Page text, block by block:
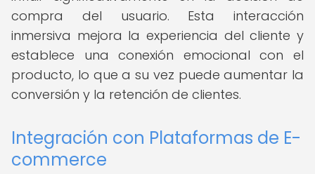
compra del usuario. Esta interacción
inmersiva mejora la experiencia del cliente y
establece una conexión emocional con el
producto, lo que a su vez puede aumentar la
conversión y la retención de clientes.
Integración con Plataformas de E-
commerce